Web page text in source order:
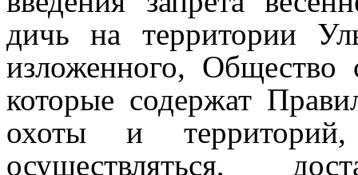
дичь на территории
изложенного, Общество
которые содержат
охоты и
осуществляться,